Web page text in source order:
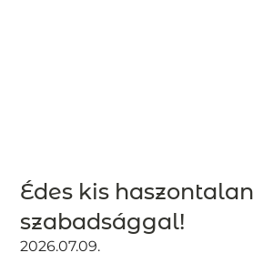
Édes kis
szabadsággal!
2026.07.09.